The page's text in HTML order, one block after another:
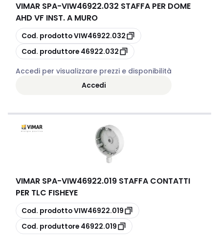
VIMAR SPA-VIW46922.032 STAFFA PER DOME
AHD VF INST. A MURO
copia
Cod. prodottoVIW46922.032
copia
Cod. produttore 46922.032
Accedi per visualizzare prezzi e disponibilità
Accedi
VIMAR SPA-VIW46922.019 STAFFA CONTATTI
PER TLC FISHEYE
copia
Cod. prodottoVIW46922.019
copia
Cod. produttore 46922.019